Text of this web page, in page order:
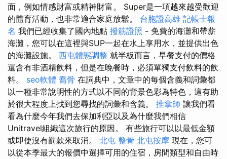
面，例如情感財富或精神財富。 Super是一項越來越受歡迎
的體育活動，也非常適合家庭放鬆。 台胞證高雄 記帳士報
名 我們已經收集了國內地點 撥筋證照 - 免費的海灘和帶薪
海灘，您可以在這裡與SUP一起在水上享用水，並提供出色
的海灘設施。 西屯體態調整 就半板而言，早餐支付的價格
還含有非酒精飲料，但是在晚餐時，必須單獨支付飲料的飲
料。 seo軟體 喬骨 在詞典中，文章中的每個含義和詞彙都
以一種非常說明性的方式以不同的背景色彩為特色，這有助
於很大程度上找到您尋找的詞彙和含義。 推拿師 讓我們看
看為什麼今年我們去保加利亞以及為什麼我們相信
Unitravel組織這次旅行的原因。 有些旅行可以以最低金額
或即使沒有罰款來取消。 北屯 整骨 北屯按摩 現在，您可
以從本季最大的報價中選擇可用的住宿，房間類型和自由時